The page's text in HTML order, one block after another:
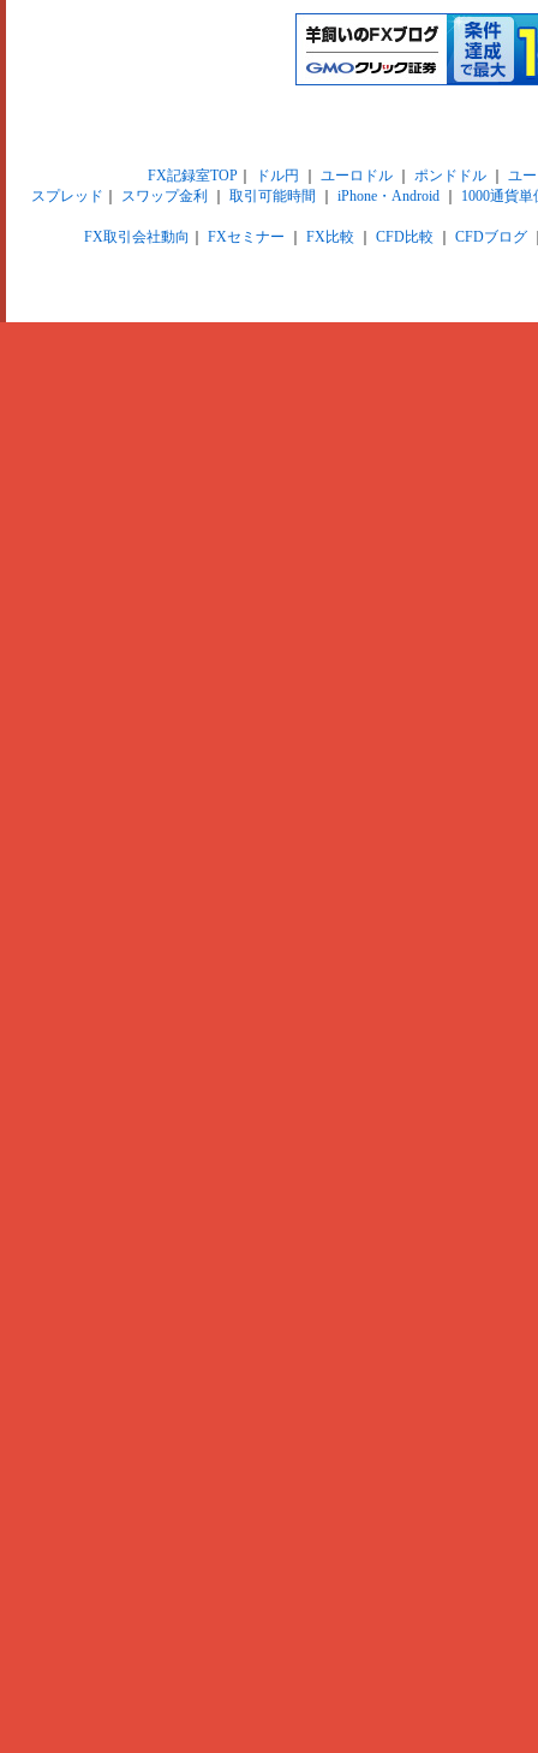
FX記録室TOP｜ ドル円 ユーロドル｜ ポンドドル｜ ユ
スプレッド
スワップ金利 取引可能時間 iPhone・Android 1000通貨単
FX取引会社動向 FXセミナー FX比較 CFD比較 CFDブログ